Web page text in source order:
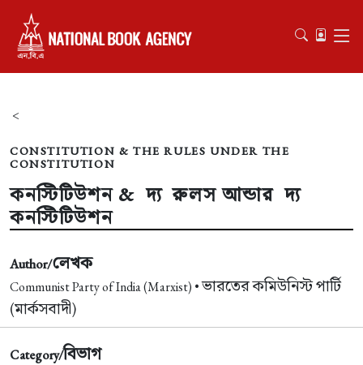
<
CONSTITUTION & THE RULES UNDER THE
CONSTITUTION
কনস্টিটিউশন & দ্য রুলস আন্ডার দ্য
কনস্টিটিউশন
Author/লেখক
Communist Party of India (Marxist) •ভারতের কমিউনিস্ট পার্টি
(মার্কসবাদী)
Category/বিভাগ